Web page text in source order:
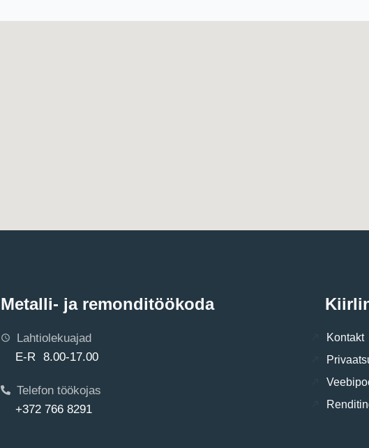
Metalli- ja remonditöökoda
Lahtiolekuajad
E-R 8.00-17.00
Telefon töökojas
+372 766 8291
Kontakt